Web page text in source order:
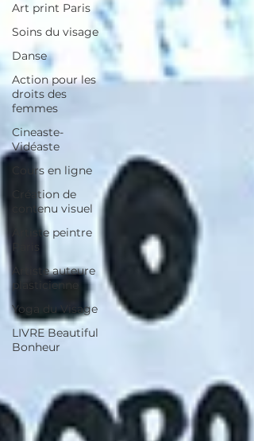
Art print Paris
Soins du visage
Danse
Action pour les
droits des
femmes
Cineaste-
Vidéaste
Cours en ligne
Création de
contenu visuel
Artiste peintre
Paris
Artiste auteure
plasticienne
Yoga du Visage
LIVRE Beautiful
Bonheur